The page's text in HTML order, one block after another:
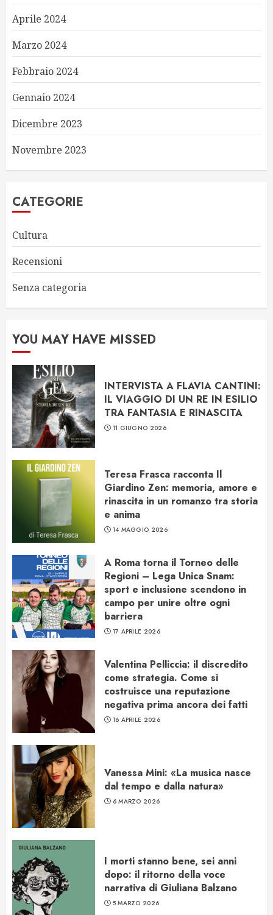
Aprile 2024
Marzo 2024
Febbraio 2024
Gennaio 2024
Dicembre 2023
Novembre 2023
CATEGORIE
Cultura
Recensioni
Senza categoria
YOU MAY HAVE MISSED
INTERVISTA A FLAVIA CANTINI:
IL VIAGGIO DI UN RE IN ESILIO
TRA FANTASIA E RINASCITA
11 GIUGNO 2026
Teresa Frasca racconta Il
Giardino Zen: memoria, amore e
rinascita in un romanzo tra storia
e anima
14 MAGGIO 2026
A Roma torna il Torneo delle
Regioni – Lega Unica Snam:
sport e inclusione scendono in
campo per unire oltre ogni
barriera
17 APRILE 2026
Valentina Pelliccia: il discredito
come strategia. Come si
costruisce una reputazione
negativa prima ancora dei fatti
16 APRILE 2026
Vanessa Mini: «La musica nasce
dal tempo e dalla natura»
6 MARZO 2026
I morti stanno bene, sei anni
dopo: il ritorno della voce
narrativa di Giuliana Balzano
5 MARZO 2026